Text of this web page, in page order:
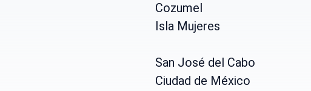
Cozumel
Isla Mujeres
San José del Cabo
Ciudad de México